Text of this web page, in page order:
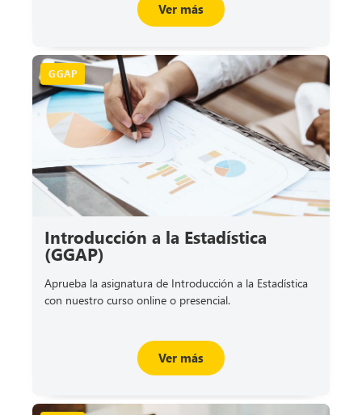
Ver más
GGAP
Introducción a la Estadística
(GGAP)
Aprueba la asignatura de Introducción a la Estadística
con nuestro curso online o presencial.
Ver más